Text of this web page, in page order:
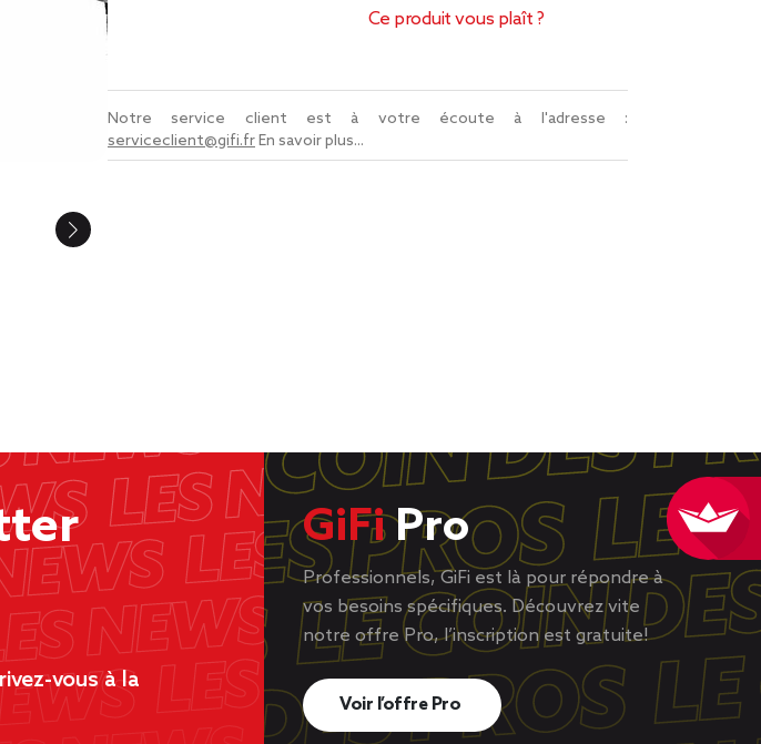
Ce produit vous plaît ?
Notre service client est à votre écoute à l'adresse :
serviceclient@gifi.frEn savoir plus...
vous à la
GiFiPro
Professionnels, GiFi est là pour répondre à
vos besoins spécifiques. Découvrez vite
notre offre Pro, l’inscription est gratuite!
Voir l’offre Pro